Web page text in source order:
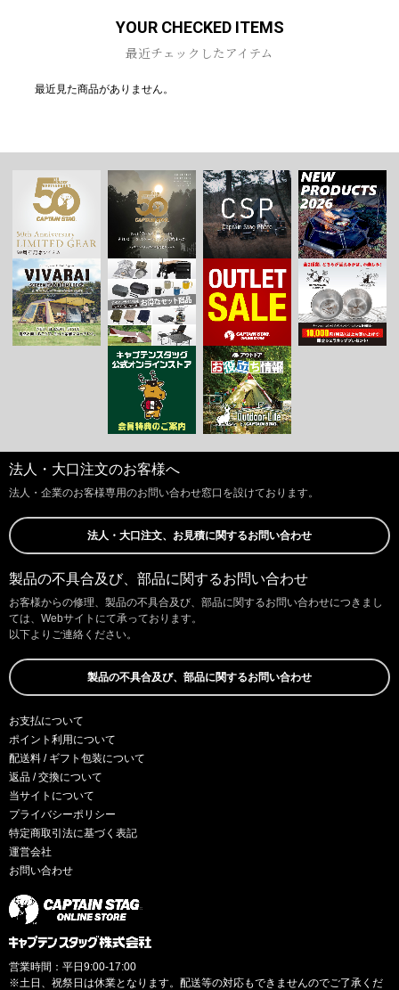
YOUR CHECKED ITEMS
最近チェックしたアイテム
最近見た商品がありません。
法人・大口注文のお客様へ
法人・企業のお客様専用のお問い合わせ窓口を設けております。
法人・大口注文、お見積に関するお問い合わせ
製品の不具合及び、部品に関するお問い合わせ
お客様からの修理、製品の不具合及び、部品に関するお問い合わせにつきまし
ては、Webサイトにて承っております。
以下よりご連絡ください。
製品の不具合及び、部品に関するお問い合わせ
お支払について
ポイント利用について
配送料 / ギフト包装について
返品 / 交換について
当サイトについて
プライバシーポリシー
特定商取引法に基づく表記
運営会社
お問い合わせ
営業時間：平日9:00-17:00
※土日、祝祭日は休業となります。配送等の対応もできませんのでご了承くだ